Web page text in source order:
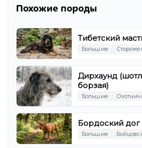
Похожие породы
Тибетский
Большие
Дирхаунд
борзая)
Большие
Бордоский дог
Большие